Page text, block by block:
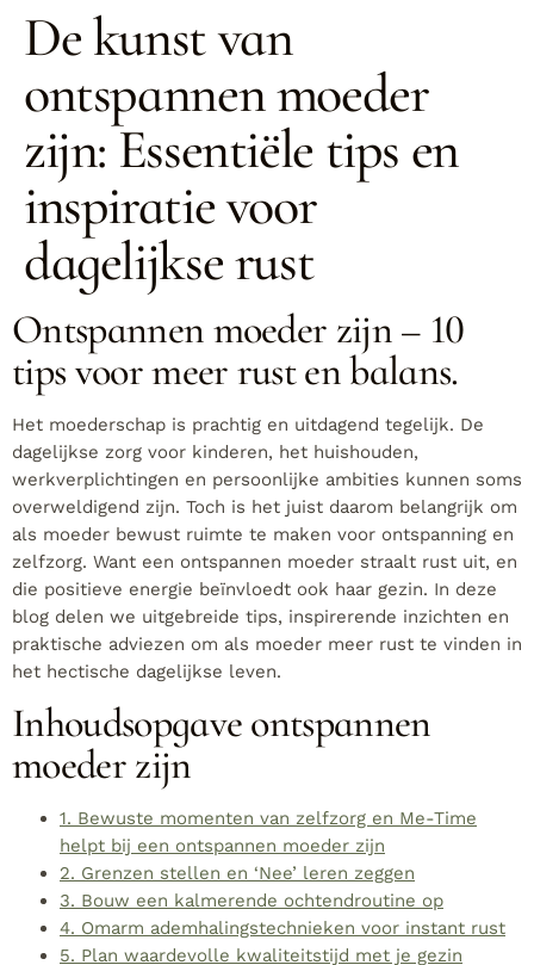
De kunst van
ontspannen moeder
zijn: Essentiële tips en
inspiratie voor
dagelijkse rust
Ontspannen moeder zijn – 10
tips voor meer rust en balans.
Het moederschap is prachtig en uitdagend tegelijk. De
dagelijkse zorg voor kinderen, het huishouden,
werkverplichtingen en persoonlijke ambities kunnen soms
overweldigend zijn. Toch is het juist daarom belangrijk om
als moeder bewust ruimte te maken voor ontspanning en
zelfzorg. Want een ontspannen moeder straalt rust uit, en
die positieve energie beïnvloedt ook haar gezin. In deze
blog delen we uitgebreide tips, inspirerende inzichten en
praktische adviezen om als moeder meer rust te vinden in
het hectische dagelijkse leven.
Inhoudsopgave ontspannen
moeder zijn
1. Bewuste momenten van zelfzorg en Me-Time
helpt bij een ontspannen moeder zijn
2. Grenzen stellen en ‘Nee’ leren zeggen
3. Bouw een kalmerende ochtendroutine op
4. Omarm ademhalingstechnieken voor instant rust
5. Plan waardevolle kwaliteitstijd met je gezin